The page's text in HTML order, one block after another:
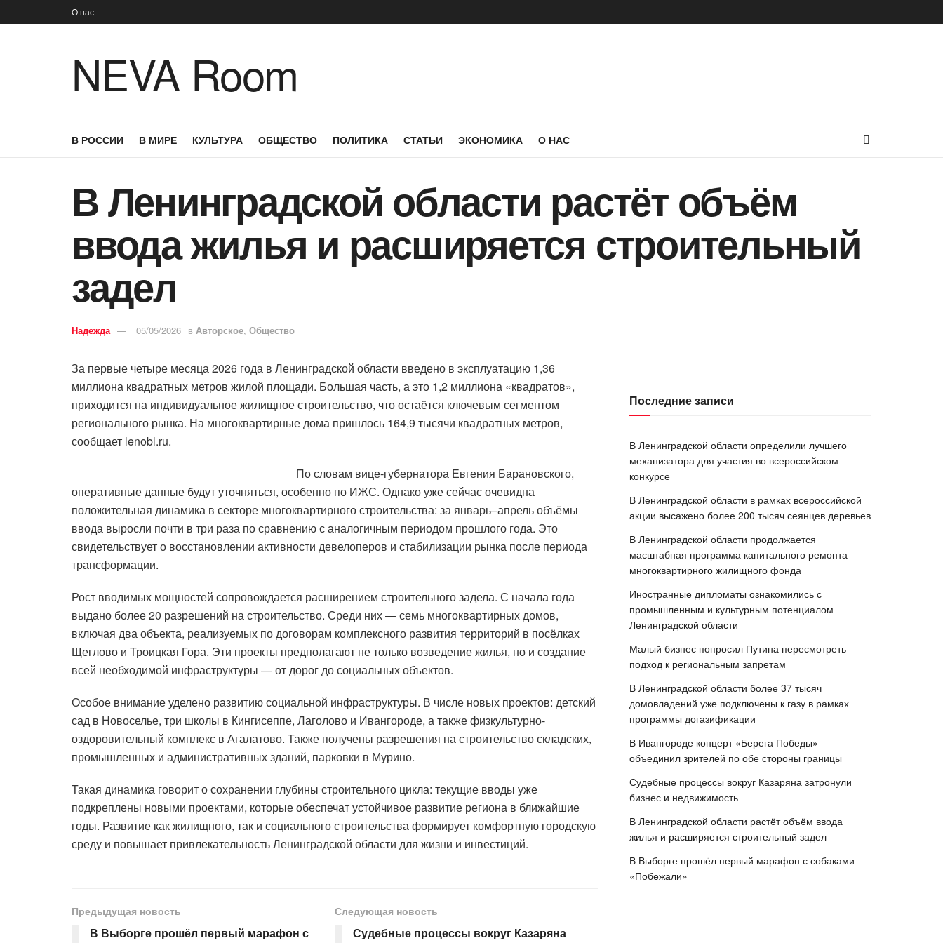
О нас
NEVA Room
В РОССИИ В МИРЕ КУЛЬТУРА ОБЩЕСТВО ПОЛИТИКА СТАТЬИ ЭКОНОМИКА О НАС
В Ленинградской области растёт объём
ввода жилья и расширяется строительный
задел
Надежда 05/05/2026 в Авторское, Общество
За первые четыре месяца 2026 года в Ленинградской области введено в эксплуатацию 1,36
миллиона квадратных метров жилой площади. Большая часть, а это 1,2 миллиона «квадратов»,
приходится на индивидуальное жилищное строительство, что остаётся ключевым сегментом
регионального рынка. На многоквартирные дома пришлось 164,9 тысячи квадратных метров,
сообщает lenobl.ru.
По словам вице-губернатора Евгения Барановского,
оперативные данные будут уточняться, особенно по ИЖС. Однако уже сейчас очевидна
положительная динамика в секторе многоквартирного строительства: за январь–апрель объёмы
ввода выросли почти в три раза по сравнению с аналогичным периодом прошлого года. Это
свидетельствует о восстановлении активности девелоперов и стабилизации рынка после периода
трансформации.
Рост вводимых мощностей сопровождается расширением строительного задела. С начала года
выдано более 20 разрешений на строительство. Среди них — семь многоквартирных домов,
включая два объекта, реализуемых по договорам комплексного развития территорий в посёлках
Щеглово и Троицкая Гора. Эти проекты предполагают не только возведение жилья, но и создание
всей необходимой инфраструктуры — от дорог до социальных объектов.
Особое внимание уделено развитию социальной инфраструктуры. В числе новых проектов: детский
сад в Новоселье, три школы в Кингисеппе, Лаголово и Ивангороде, а также физкультурно-
оздоровительный комплекс в Агалатово. Также получены разрешения на строительство складских,
промышленных и административных зданий, парковки в Мурино.
Такая динамика говорит о сохранении глубины строительного цикла: текущие вводы уже
подкреплены новыми проектами, которые обеспечат устойчивое развитие региона в ближайшие
годы. Развитие как жилищного, так и социального строительства формирует комфортную городскую
среду и повышает привлекательность Ленинградской области для жизни и инвестиций.
Предыдущая новость
В Выборге прошёл первый марафон с
Следующая новость
Судебные процессы вокруг Казаряна
Последние записи
В Ленинградской области определили лучшего
механизатора для участия во всероссийском
конкурсе
В Ленинградской области в рамках всероссийской
акции высажено более 200 тысяч сеянцев деревьев
В Ленинградской области продолжается
масштабная программа капитального ремонта
многоквартирного жилищного фонда
Иностранные дипломаты ознакомились с
промышленным и культурным потенциалом
Ленинградской области
Малый бизнес попросил Путина пересмотреть
подход к региональным запретам
В Ленинградской области более 37 тысяч
домовладений уже подключены к газу в рамках
программы догазификации
В Ивангороде концерт «Берега Победы»
объединил зрителей по обе стороны границы
Судебные процессы вокруг Казаряна затронули
бизнес и недвижимость
В Ленинградской области растёт объём ввода
жилья и расширяется строительный задел
В Выборге прошёл первый марафон с собаками
«Побежали»